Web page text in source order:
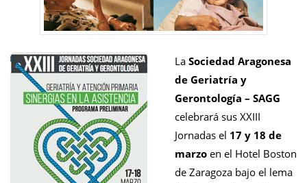
La Sociedad Aragonesa
de Geriatría y
Gerontología – SAGG
celebrará sus XXIII
Jornadas el 17 y 18 de
marzo en el Hotel Boston
de Zaragoza bajo el lema